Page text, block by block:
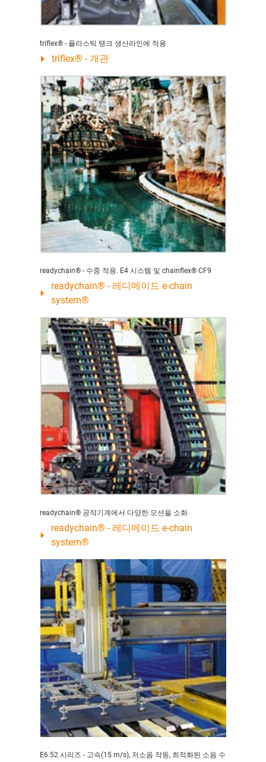
triflex® - 플라스틱 탱크 생산라인에 적용
triflex® - 개관
readychain® - 수중 적용. E4 시스템 및 chainflex® CF9
readychain® - 레디메이드 e-chain
system®
readychain® 공작기계에서 다양한 모션을 소화
readychain® - 레디메이드 e-chain
system®
E6.52 시리즈 - 고속(15 m/s), 저소음 작동, 최적화된 소음 수